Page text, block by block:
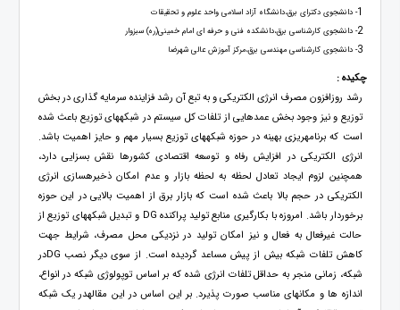
1- دانشجوی دکترای برق،دانشگاه آزاد اسلامی واحد علوم و تحقیقات
2- دانشجوی کارشناسی برق،دانشکده فنی و حرفه ای امام خمینی(ره) سبزوار
3- دانشجوی کارشناسی مهندسی برق،مرکز آموزش عالی شهرضا
چکیده :
رشد روزافزون مصرف انرژی الکتریکی و به تبع آن رشد فزاینده سرمایه گذاری در بخش
توزیع و نیز وجود بخش عمدهایی از تلفات کل سیستم در شبکههای توزیع باعث شده
است که برنامهریزی بهینه در حوزه شبکههای توزیع بسیار مهم و حایز اهمیت باشد.
انرژی الکتریکی در افزایش رفاه و توسعه اقتصادی کشورها نقش بسزایی دارد،
همچنین لزوم ایجاد تعادل لحظه به لحظه بازار و عدم امکان ذخیرهسازی انرژی
الکتریکی در حجم بالا باعث شده است که بازار برق از اهمیت بالایی در این حوزه
برخوردار باشد. امروزه با بکارگیری منابع تولید پراکنده DG و تبدیل شبکههای توزیع از
حالت غیرفعال به فعال و نیز امکان تولید در نزدیکی محل مصرف، شرایط جهت
کاهش تلفات شبکه بیش از پیش مساعد گردیده است. از سوی دیگر نصب DGدر
شبکه، زمانی منجر به حداقل تلفات انرژی شده که بر اساس توپولوژی شبکه در انواع،
اندازه ها و مکانهای مناسب صورت پذیرد. بر این اساس در این مقالهدر یک شبکه